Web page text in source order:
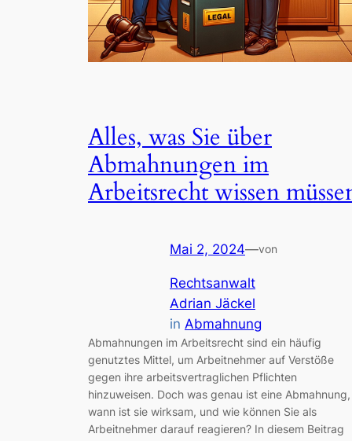
Alles, was Sie über
Abmahnungen im
Arbeitsrecht wissen
Mai 2, 2024—von
Rechtsanwalt
Adrian Jäckel
in Abmahnung
Abmahnungen im Arbeitsrecht sind ein häufig
genutztes Mittel, um Arbeitnehmer auf Verstöße
gegen ihre arbeitsvertraglichen Pflichten
hinzuweisen. Doch was genau ist eine Abmahnung,
wann ist sie wirksam, und wie können Sie als
Arbeitnehmer darauf reagieren? In diesem Beitrag